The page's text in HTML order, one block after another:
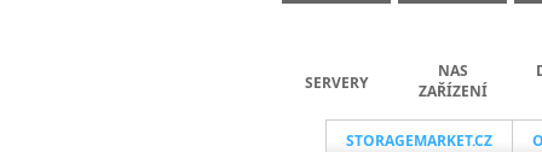
STORAGEMARKET.CZ
SERVERY
NAS
ZAŘÍZENÍ